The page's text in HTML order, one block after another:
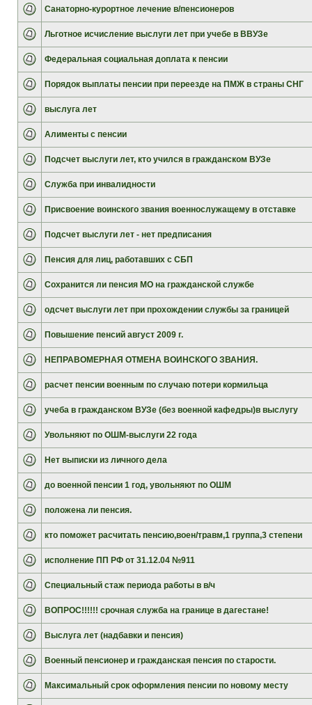
Санаторно-курортное лечение в/пенсионеров
Льготное исчисление выслуги лет при учебе в ВВУЗе
Федеральная социальная доплата к пенсии
Порядок выплаты пенсии при переезде на ПМЖ в страны СНГ
выслуга лет
Алименты с пенсии
Подсчет выслуги лет, кто учился в гражданском ВУЗе
Служба при инвалидности
Присвоение воинского звания военнослужащему в отставке
Подсчет выслуги лет - нет предписания
Пенсия для лиц, работавших с СБП
Сохранится ли пенсия МО на гражданской службе
одсчет выслуги лет при прохождении службы за границей
Повышение пенсий август 2009 г.
НЕПРАВОМЕРНАЯ ОТМЕНА ВОИНСКОГО ЗВАНИЯ.
расчет пенсии военным по случаю потери кормильца
учеба в гражданском ВУЗе (без военной кафедры)в выслугу
Увольняют по ОШМ-выслуги 22 года
Нет выписки из личного дела
до военной пенсии 1 год, увольняют по ОШМ
положена ли пенсия.
кто поможет расчитать пенсию,воен/травм,1 группа,3 степени
исполнение ПП РФ от 31.12.04 №911
Специальный стаж периода работы в в/ч
ВОПРОС!!!!!! срочная служба на границе в дагестане!
Выслуга лет (надбавки и пенсия)
Военный пенсионер и гражданская пенсия по старости.
Максимальный срок оформления пенсии по новому месту